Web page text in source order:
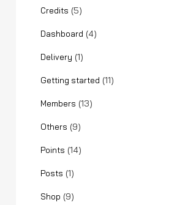
Credits (5)
Dashboard (4)
Delivery (1)
Getting started (11)
Members (13)
Others (9)
Points (14)
Posts (1)
Shop (9)